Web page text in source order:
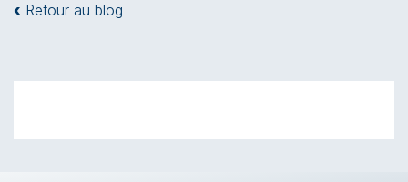
‹ Retour au blog